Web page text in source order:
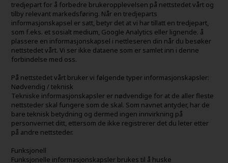
tredjepart for å forbedre brukeropplevelsen på nettstedet vårt og
tilby relevant markedsføring. Når en tredjeparts
informasjonskapsel er satt, betyr det at vi har tillatt en tredjepart,
som f.eks. et sosialt medium, Google Analytics eller lignende. å
plassere en informasjonskapsel i nettleseren din når du besøker
nettstedet vårt. Vi ser ikke dataene som er samlet inn i denne
forbindelse med oss.
På nettstedet vårt bruker vi følgende typer informasjonskapsler:
Nødvendig / teknisk
Tekniske informasjonskapsler er nødvendige for at de aller fleste
nettsteder skal fungere som de skal. Som navnet antyder, har de
bare teknisk betydning og dermed ingen innvirkning på
personvernet ditt, ettersom de ikke registrerer det du leter etter
på andre nettsteder.
Funksjonell
Funksjonelle informasjonskapsler brukes til å huske